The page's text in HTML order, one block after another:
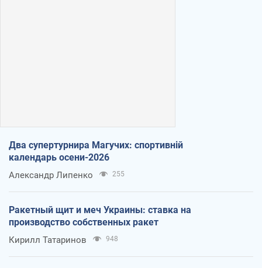
Два супертурнира Магучих: спортивній
календарь осени-2026
Александр Липенко 255
Ракетный щит и меч Украины: ставка на
производство собственных ракет
Кирилл Татаринов 948